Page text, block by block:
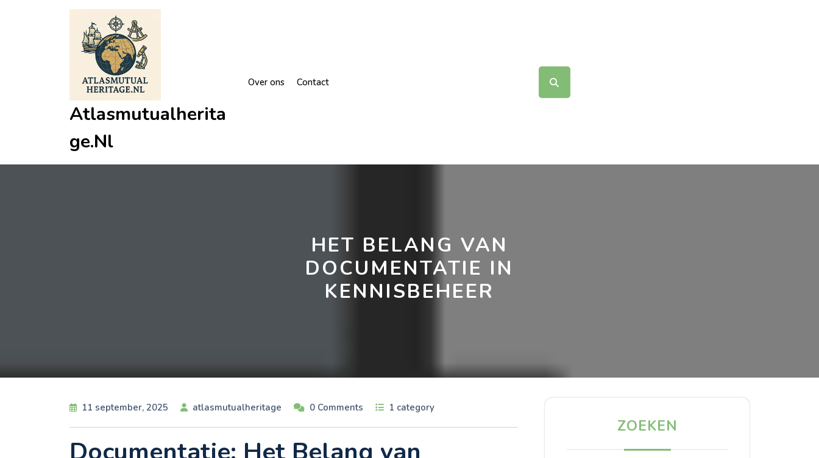
Atlasmutualherita
Ge.nl
Over ons Contact
HET BELANG VAN
DOCUMENTATIE IN
KENNISBEHEER
11 september, 2025 atlasmutualheritage 0 Comments 1 category
ZOEKEN